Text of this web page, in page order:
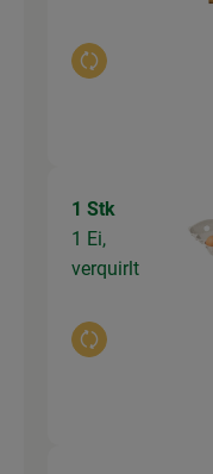
Auswahl ändern
1 Stk
1 Ei,
verquirlt
Auswahl ändern